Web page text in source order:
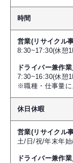
時間
営業(リサイクル
8:30~17:30(休憩
ドライバー兼作業
7:30~16:30(休憩
※職種・仕事量に
休日休暇
営業(リサイクル
土/日/祝/年末年
ドライバー兼作業